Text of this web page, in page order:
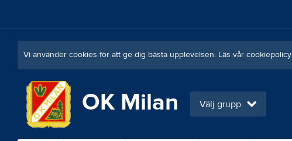
Vi använder cookies för att ge dig bästa upplevelsen. Läs vår cookiepolicy
OK Milan Välj grupp